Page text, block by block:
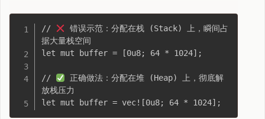
//
错误示范：分配在栈 (Stack) 上，瞬间占
据大量栈空间
let mut buffer = [0u8; 64 * 1024];
//
正确做法：分配在堆 (Heap) 上，彻底解
放栈压力